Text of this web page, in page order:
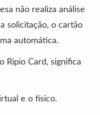
não realiza análise
solicitação, o cartão
automática.
Ripio Card, significa
e o físico.